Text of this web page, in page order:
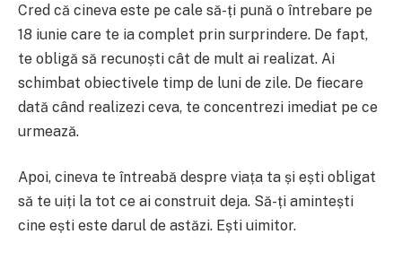
Cred că cineva este pe cale să-ți pună o întrebare pe
18 iunie care te ia complet prin surprindere. De fapt,
te obligă să recunoști cât de mult ai realizat. Ai
schimbat obiectivele timp de luni de zile. De fiecare
dată când realizezi ceva, te concentrezi imediat pe ce
urmează.
Apoi, cineva te întreabă despre viața ta și ești obligat
să te uiți la tot ce ai construit deja. Să-ți amintești
cine ești este darul de astăzi. Ești uimitor.